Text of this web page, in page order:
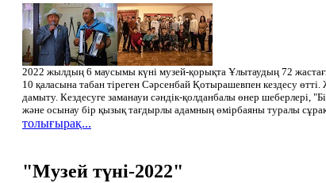
2022 жылдың 6 маусымы күні музей-қорықта Ұлытаудың 72
10 қаласына табан тіреген Сәрсенбай Қотырашевпен кездесу
дамыту. Кездесуге заманауи сәндік-қолданбалы өнер
және осынау бір қызық тағдырлы адамның өмірбаяны туралы
толығырақ...
"Музей түні-2022"